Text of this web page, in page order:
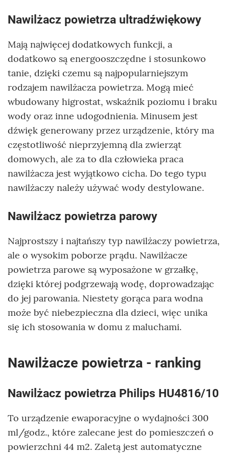
Nawilżacz powietrza ultradźwiękowy
Mają najwięcej dodatkowych funkcji, a
dodatkowo są energooszczędne i stosunkowo
tanie, dzięki czemu są najpopularniejszym
rodzajem nawilżacza powietrza. Mogą mieć
wbudowany higrostat, wskaźnik poziomu i braku
wody oraz inne udogodnienia. Minusem jest
dźwięk generowany przez urządzenie, który ma
częstotliwość nieprzyjemną dla zwierząt
domowych, ale za to dla człowieka praca
nawilżacza jest wyjątkowo cicha. Do tego typu
nawilżaczy należy używać wody destylowane.
Nawilżacz powietrza parowy
Najprostszy i najtańszy typ nawilżaczy powietrza,
ale o wysokim poborze prądu. Nawilżacze
powietrza parowe są wyposażone w grzałkę,
dzięki której podgrzewają wodę, doprowadzając
do jej parowania. Niestety gorąca para wodna
może być niebezpieczna dla dzieci, więc unika
się ich stosowania w domu z maluchami.
Nawilżacze powietrza - ranking
Nawilżacz powietrza Philips HU4816/10
To urządzenie ewaporacyjne o wydajności 300
ml/godz., które zalecane jest do pomieszczeń o
powierzchni 44 m2. Zaletą jest automatyczne